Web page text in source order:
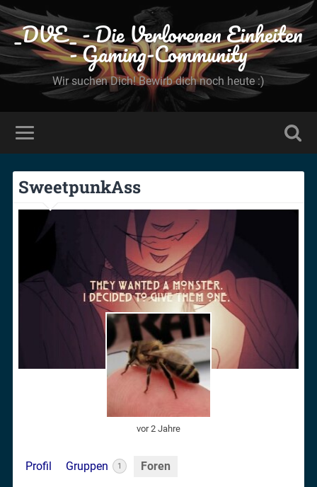
_DVE_ - Die Verlorenen Einheiten
- Gaming-Community
Wir suchen Dich! Bewirb dich noch heute :)
SweetpunkAss
vor 2 Jahre
Profil Gruppen 1 Foren